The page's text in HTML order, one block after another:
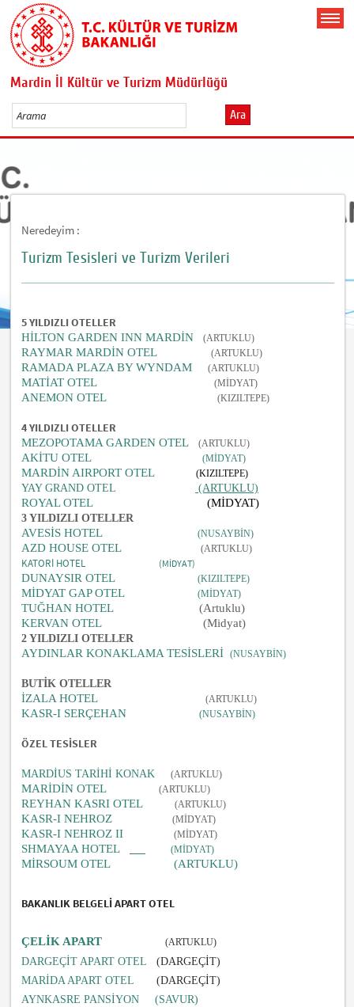
Mardin İl Kültür ve Turizm Müdürlüğü
Ara
Neredeyim :
Turizm Tesisleri ve Turizm Verileri
5 YILDIZLI OTELLER
HİLTON GARDEN INN MARDİN(ARTUKLU)
RAYMAR MARDİN OTEL(ARTUKLU)
RAMADA PLAZA BY WYNDAM(ARTUKLU)
MATİAT OTEL (MİDYAT)
ANEMON OTEL (KIZILTEPE)
4 YILDIZLI OTELLER
MEZOPOTAMA GARDEN OTEL (ARTUKLU)
AKİTU OTEL(MİDYAT)
MARDİN AIRPORT OTEL (KIZILTEPE)
YAY GRAND OTEL (ARTUKLU)
ROYAL OTEL (MİDYAT)
3 YILDIZLI OTELLER
AVESİS HOTEL (NUSAYBİN)
AZD HOUSE OTEL(ARTUKLU)
KATORİ HOTEL (MİDYAT)
DUNAYSIR OTEL(KIZILTEPE)
MİDYAT GAP OTEL(MİDYAT)
TUĞHAN HOTEL
(Artuklu)
KERVAN OTEL (Midyat)
2 YILDIZLI OTELLER
AYDINLAR KONAKLAMA TESİSLERİ(NUSAYBİN)
BUTİK OTELLER
İZALA HOTEL(ARTUKLU)
KASR-I SERÇEHAN(NUSAYBİN)
ÖZEL TESİSLER
MARDİUS TARİHİ KONAK(ARTUKLU)
MARİDİN OTEL (ARTUKLU)
REYHAN KASRI OTEL(ARTUKLU)
KASR-I NEHROZ(MİDYAT)
KASR-I NEHROZ II (MİDYAT)
SHMAYAA HOTEL (MİDYAT)
MİRSOUM OTEL (ARTUKLU)
BAKANLIK BELGELİ APART OTEL
ÇELİK APART (ARTUKLU)
DARGEÇİT APART OTEL(DARGEÇİT)
MARİDA APART OTEL
(DARGEÇİT)
AYNKASRE PANSİYON (SAVUR)